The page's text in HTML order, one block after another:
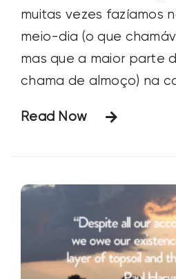
muitas vezes fazíamos
meio-dia (o que
mas que a maior parte
chama de almoço) na
uma pausa planejada
Read Now